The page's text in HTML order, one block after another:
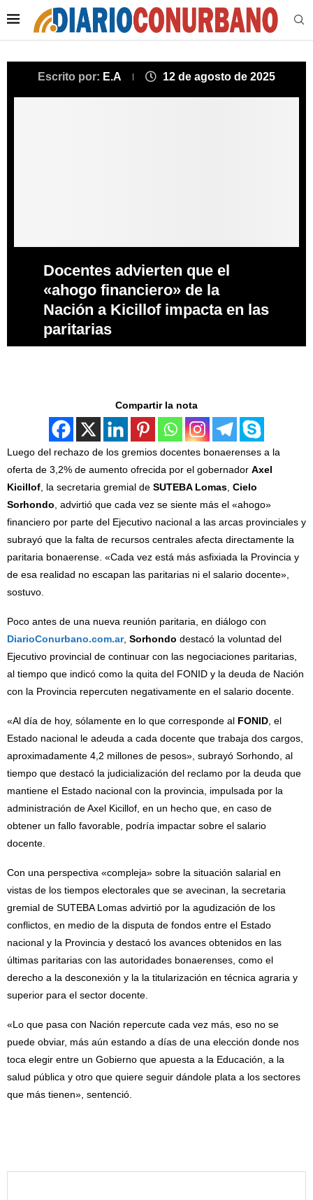
Escrito por: E.A 12 de agosto de 2025
Docentes advierten que el
«ahogo financiero» de la
Nación a Kicillof impacta en las
paritarias
Compartir la nota
Luego del rechazo de los gremios docentes bonaerenses a la
oferta de 3,2% de aumento ofrecida por el gobernador Axel
Kicillof, la secretaria gremial de SUTEBA Lomas, Cielo
Sorhondo, advirtió que cada vez se siente más el «ahogo»
financiero por parte del Ejecutivo nacional a las arcas provinciales y
subrayó que la falta de recursos centrales afecta directamente la
paritaria bonaerense. «Cada vez está más asfixiada la Provincia y
de esa realidad no escapan las paritarias ni el salario docente»,
sostuvo.
Poco antes de una nueva reunión paritaria, en diálogo con
DiarioConurbano.com.ar, Sorhondo destacó la voluntad del
Ejecutivo provincial de continuar con las negociaciones paritarias,
al tiempo que indicó como la quita del FONID y la deuda de Nación
con la Provincia repercuten negativamente en el salario docente.
«Al día de hoy, sólamente en lo que corresponde al FONID, el
Estado nacional le adeuda a cada docente que trabaja dos cargos,
aproximadamente 4,2 millones de pesos», subrayó Sorhondo, al
tiempo que destacó la judicialización del reclamo por la deuda que
mantiene el Estado nacional con la provincia, impulsada por la
administración de Axel Kicillof, en un hecho que, en caso de
obtener un fallo favorable, podría impactar sobre el salario
docente.
Con una perspectiva «compleja» sobre la situación salarial en
vistas de los tiempos electorales que se avecinan, la secretaria
gremial de SUTEBA Lomas advirtió por la agudización de los
conflictos, en medio de la disputa de fondos entre el Estado
nacional y la Provincia y destacó los avances obtenidos en las
últimas paritarias con las autoridades bonaerenses, como el
derecho a la desconexión y la la titularización en técnica agraria y
superior para el sector docente.
«Lo que pasa con Nación repercute cada vez más, eso no se
puede obviar, más aún estando a días de una elección donde nos
toca elegir entre un Gobierno que apuesta a la Educación, a la
salud pública y otro que quiere seguir dándole plata a los sectores
que más tienen», sentenció.